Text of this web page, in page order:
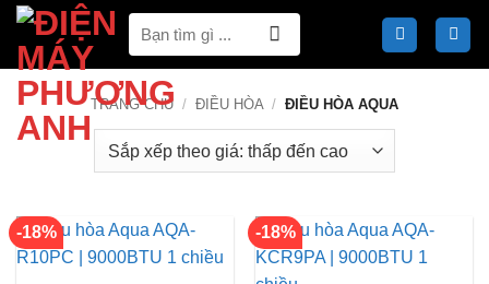
Bỏ
nội
dung
kiếm:
TRANG CHỦ / ĐIỀU HÒA / ĐIỀU HÒA AQUA
-18% -18%